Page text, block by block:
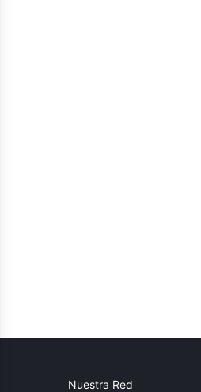
Nuestra Red